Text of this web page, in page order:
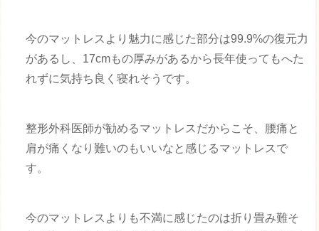
今のマットレスより魅力に感じた部分は99.9%の復元力
があるし、17cmもの厚みがあるから長年使ってもへた
れずに気持ち良く寝れそうです。
整形外科医師が勧めるマットレスだからこそ、腰痛と
肩が痛くなり難いのもいいなと感じるマットレスで
す。
今のマットレスよりも不満に感じたのは折り畳み難そ